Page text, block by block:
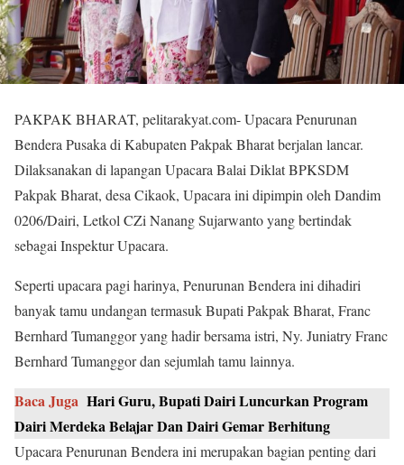
PAKPAK BHARAT, pelitarakyat.com- Upacara Penurunan
Bendera Pusaka di Kabupaten Pakpak Bharat berjalan lancar.
Dilaksanakan di lapangan Upacara Balai Diklat BPKSDM
Pakpak Bharat, desa Cikaok, Upacara ini dipimpin oleh Dandim
0206/Dairi, Letkol CZi Nanang Sujarwanto yang bertindak
sebagai Inspektur Upacara.
Seperti upacara pagi harinya, Penurunan Bendera ini dihadiri
banyak tamu undangan termasuk Bupati Pakpak Bharat, Franc
Bernhard Tumanggor yang hadir bersama istri, Ny. Juniatry Franc
Bernhard Tumanggor dan sejumlah tamu lainnya.
Baca Juga Hari Guru, Bupati Dairi Luncurkan Program
Dairi Merdeka Belajar Dan Dairi Gemar Berhitung
Upacara Penurunan Bendera ini merupakan bagian penting dari